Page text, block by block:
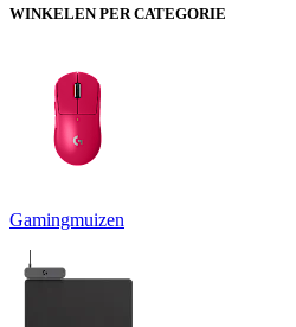
WINKELEN PER CATEGORIE
Gamingmuizen